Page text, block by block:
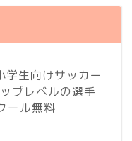
学生向けサッカー
プレベルの選手
ール無料